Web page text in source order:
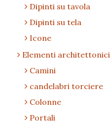
Dipinti su tavola
Dipinti su tela
Icone
Elementi architettonici
Camini
candelabri torciere
Colonne
Portali